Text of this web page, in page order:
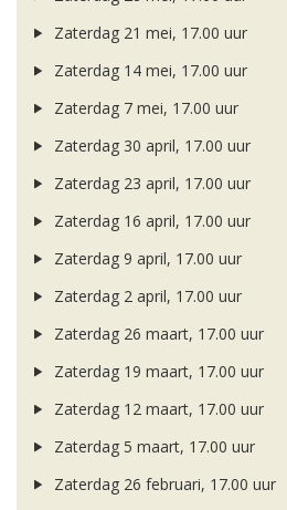
Zaterdag 21 mei, 17.00 uur
Zaterdag 14 mei, 17.00 uur
Zaterdag 7 mei, 17.00 uur
Zaterdag 30 april, 17.00 uur
Zaterdag 23 april, 17.00 uur
Zaterdag 16 april, 17.00 uur
Zaterdag 9 april, 17.00 uur
Zaterdag 2 april, 17.00 uur
Zaterdag 26 maart, 17.00 uur
Zaterdag 19 maart, 17.00 uur
Zaterdag 12 maart, 17.00 uur
Zaterdag 5 maart, 17.00 uur
Zaterdag 26 februari, 17.00 uur